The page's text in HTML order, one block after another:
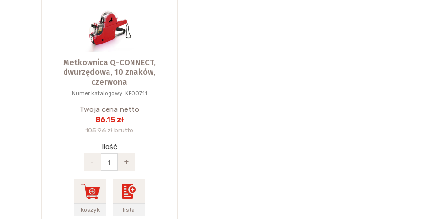
Metkownica Q-CONNECT,
dwurzędowa, 10 znaków,
czerwona
Numer katalogowy: KF00711
Twoja cena netto
86.15 zł
105.96 zł brutto
Ilość
-
+
koszyk lista